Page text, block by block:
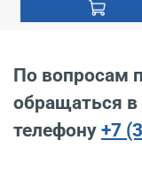
По вопросам
обращаться
телефону +7